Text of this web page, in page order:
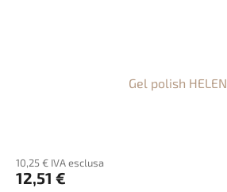
Gel polish HELEN
10,25 € IVA esclusa
12,51 €